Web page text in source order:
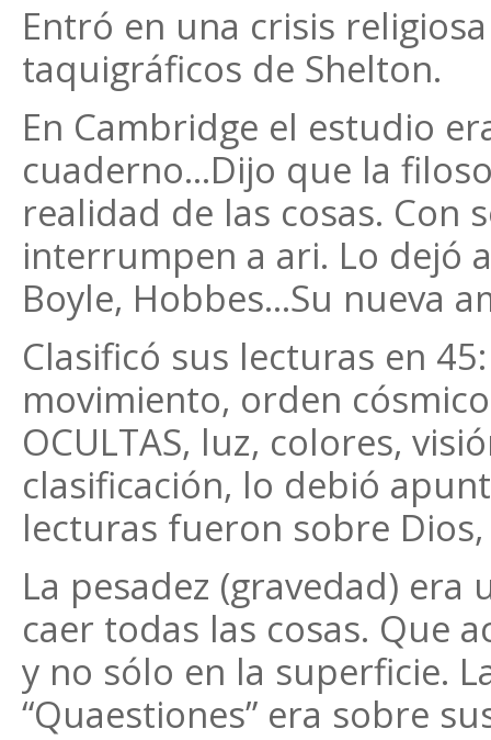
Entró en una crisis
taquigráficos de Shelton.
En Cambridge el estudio
cuaderno…Dijo que la
realidad de las cosas. Con
interrumpen a ari. Lo dejó
Boyle, Hobbes…Su nueva
Clasificó sus lecturas en
movimiento, orden
OCULTAS, luz, colores,
clasificación, lo debió
lecturas fueron sobre
La pesadez (gravedad)
caer todas las cosas. Que
y no sólo en la superficie.
“Quaestiones” era sobre